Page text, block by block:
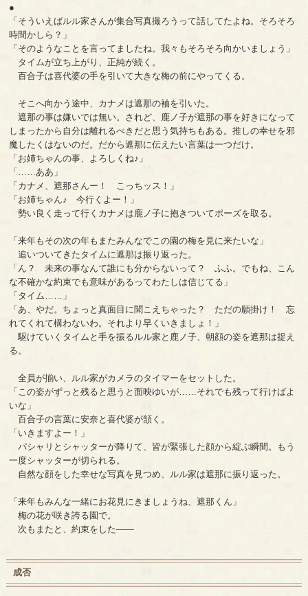
●
「そういえばルル家さんが集合写真撮ろうって話してたよね。そろそろ
時間かしら？」
「そのようなことを言ってましたね。我々もそろそろ向かいましょう」
タイムが立ち上がり、正純が続く。
百合子は喜代婆の手を引いて大きな梅の前にやってくる。
そこへ向かう途中、カナメは遮那の袖を引いた。
遮那の事は嫌いでは無い。されど、鹿ノ子が遮那の事を好きになって
しまったから自分は離れるべきだと思う気持ちもある。推しの幸せを邪
魔したくはないのだ。だから遮那に伝えたい言葉は一つだけ。
「お姉ちゃんの事、よろしくね♪」
「……ああ」
「カナメ、遮那さんー！ こっちッス！」
「お姉ちゃん♪ 今行くよー！」
勢い良く走って行くカナメは鹿ノ子に抱きついてポーズを取る。
「来年もその次の年もまたみんなでこの園の梅を見に来たいな」
追いついてきたタイムに遮那は振り返った。
「ん？ 未来の事なんて誰にも分からないって？ ふふ。でもね、こん
な不確かな約束でも意味があるってわたしは信じてる」
「タイム……」
「あ、やだ。ちょっと真面目に聞こえちゃった？ ただの願掛け！ 忘
れてくれて構わないわ。それより早くいきましょ！」
駆けていくタイムと手を振るルル家と鹿ノ子、朝顔の姿を遮那は捉え
る。
全員が揃い、ルル家がカメラのタイマーをセットした。
「この姿がずっと残ると思うと面映ゆいが……それでも残って行けばよ
いな」
百合子の言葉に安奈と喜代婆が頷く。
「いきますよー！」
パシャリとシャッターが降りて、皆が緊張した顔から綻ぶ瞬間。もう
一度シャッターが切られる。
自然な顔をした幸せな写真を見つめ、ルル家は遮那に振り返った。
「来年もみんな一緒にお花見にきましょうね、遮那くん」
梅の花が咲き誇る園で。
次もまたと、約束をした――
成否